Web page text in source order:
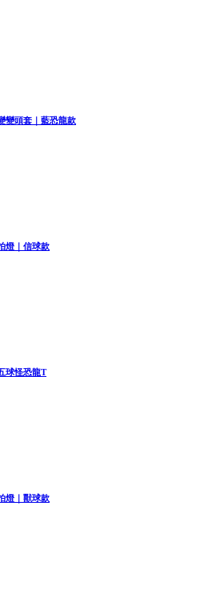
變頭套｜藍恐龍款
燈｜信球款
球怪恐龍T
燈｜獸球款